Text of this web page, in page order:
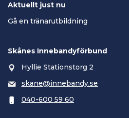
Aktuellt just nu
Gå en tränarutbildning
Skånes Innebandyförbund
Hyllie Stationstorg 2
skane@innebandy.se
040-600 59 60